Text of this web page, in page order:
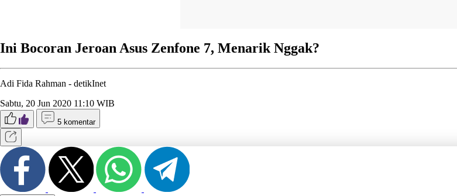
Ini Bocoran Jeroan Asus Zenfone 7, Menarik Nggak?
Adi Fida Rahman - detikInet
Sabtu, 20 Jun 2020 11:10 WIB
5 komentar